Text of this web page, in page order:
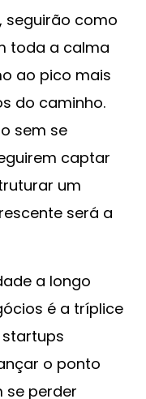
seguirão como
toda a calma
ao pico mais
do caminho.
sem se
captar
um
será a
a longo
é a tríplice
o ponto
se perder